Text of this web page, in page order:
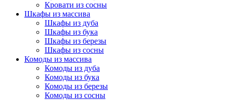
Кровати из сосны
Шкафы из массива
Шкафы из дуба
Шкафы из бука
Шкафы из березы
Шкафы из сосны
Комоды из массива
Комоды из дуба
Комоды из бука
Комоды из березы
Комоды из сосны